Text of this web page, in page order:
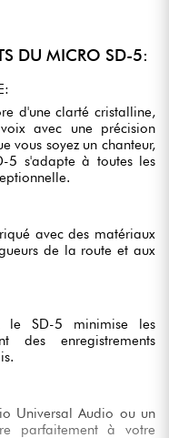
DU MICRO SD-5:
d'une clarté cristalline,
avec une précision
vous soyez un chanteur,
5 s'adapte à toutes les
avec des matériaux
de la route et aux
le SD-5 minimise les
des enregistrements
Universal Audio ou un
parfaitement à votre